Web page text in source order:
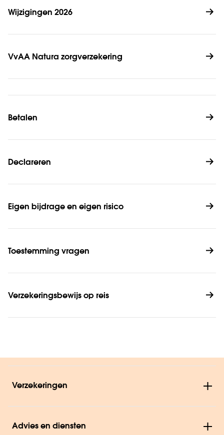
Wijzigingen 2026
VvAA Natura zorgverzekering
Betalen
Declareren
Eigen bijdrage en eigen risico
Toestemming vragen
Verzekeringsbewijs op reis
Verzekeringen
Advies en diensten